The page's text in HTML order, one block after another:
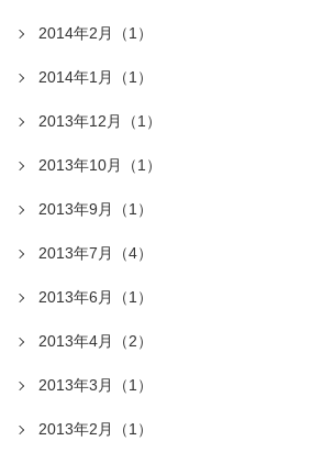
2014年2月（1）
2014年1月（1）
2013年12月（1）
2013年10月（1）
2013年9月（1）
2013年7月（4）
2013年6月（1）
2013年4月（2）
2013年3月（1）
2013年2月（1）